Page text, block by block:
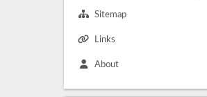
Sitemap
Links
About